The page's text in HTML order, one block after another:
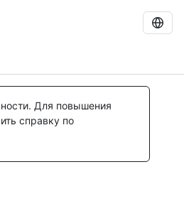
Для повышения
справку по